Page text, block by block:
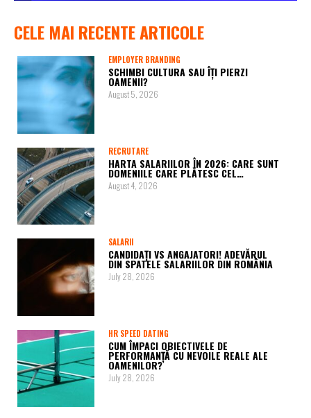
CELE MAI RECENTE ARTICOLE
EMPLOYER BRANDING
SCHIMBI CULTURA SAU ÎȚI PIERZI
OAMENII?
August 5, 2026
RECRUTARE
HARTA SALARIILOR ÎN 2026: CARE SUNT
DOMENIILE CARE PLĂTESC CEL…
August 4, 2026
SALARII
CANDIDAȚI VS ANGAJATORI! ADEVĂRUL
DIN SPATELE SALARIILOR DIN ROMÂNIA
July 28, 2026
HR SPEED DATING
CUM ÎMPACI OBIECTIVELE DE
PERFORMANȚĂ CU NEVOILE REALE ALE
OAMENILOR?
July 28, 2026